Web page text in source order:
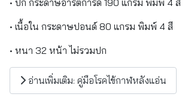
• เนื้อใน กระดาษปอนด์ 80 แกรม พิมพ์ 4 สี
• หนา 32 หน้า ไม่รวมปก
อ่านเพิ่มเติม: คู่มือโรคไข้กาฬหลังแอ่น